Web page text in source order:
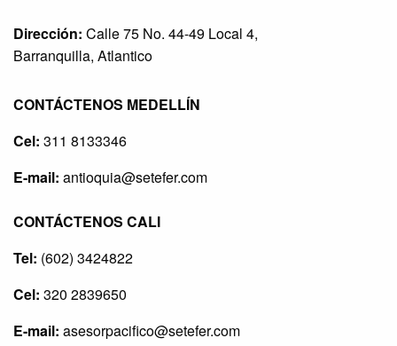
Dirección: Calle 75 No. 44-49 Local 4,
Barranquilla, Atlantico
CONTÁCTENOS MEDELLÍN
Cel: 311 8133346
E-mail: antioquia@setefer.com
CONTÁCTENOS CALI
Tel: (602) 3424822
Cel: 320 2839650
E-mail: asesorpacifico@setefer.com